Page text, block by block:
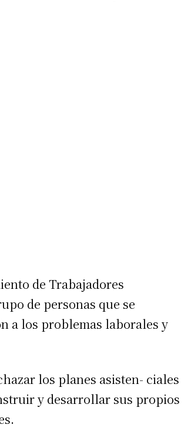
de Trabajadores
de personas que se
a los problemas laborales y
los planes asisten- ciales
y desarrollar sus propios